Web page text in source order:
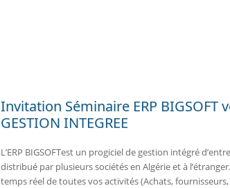
Invitation Séminaire ERP BIGSOFT
GESTION INTEGREE
L’ERP BIGSOFTest un progiciel de gestion intégré
distribué par plusieurs sociétés en Algérie et à
temps réel de toutes vos activités (Achats,